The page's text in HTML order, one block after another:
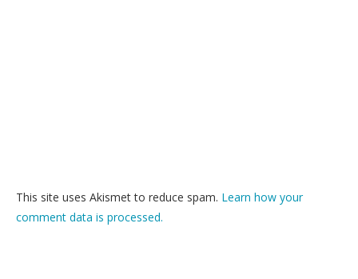
This site uses Akismet to reduce spam. Learn how your
comment data is processed.